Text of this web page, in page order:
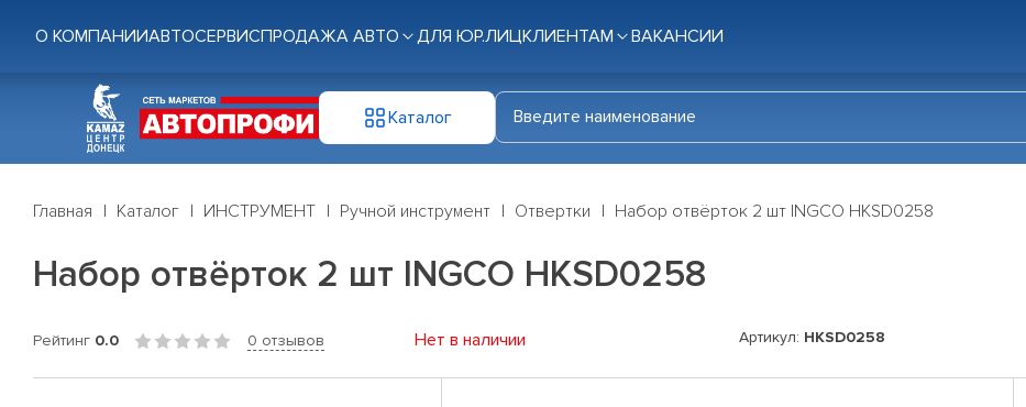
О КОМПАНИИАВТОСЕРВИСПРОДАЖА АВТО ДЛЯ ЮР.ЛИЦКЛИЕНТАМ ВАКАНСИИ
Каталог
Главная Каталог ИНСТРУМЕНТ Ручной инструмент Отвертки Набор отвëрток 2 шт INGCO HKSD0258
Набор отвëрток 2 шт INGCO HKSD0258
Рейтинг 0.0 0 отзывов Нет в наличии Артикул: HKSD0258